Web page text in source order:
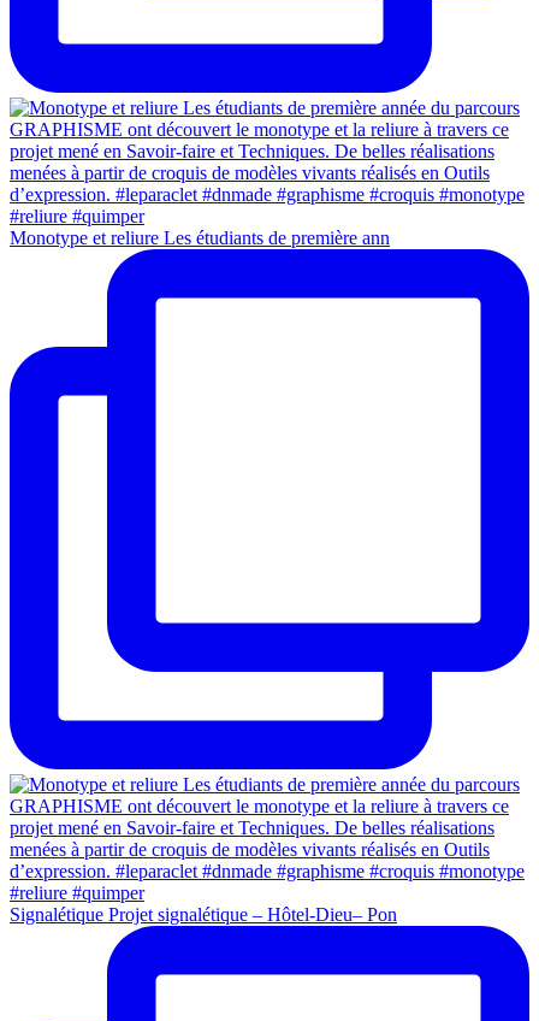
Monotype et reliure Les étudiants de première ann
Signalétique Projet signalétique – Hôtel-Dieu– Pon